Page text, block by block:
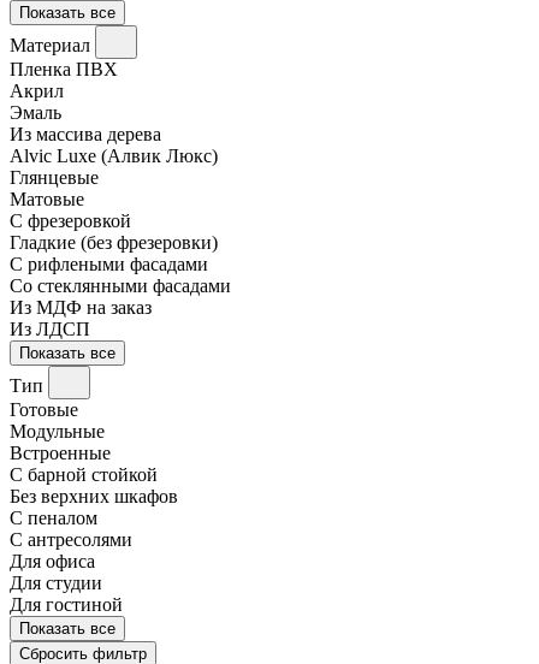
Показать все
Материал
Пленка ПВХ
Акрил
Эмаль
Из массива дерева
Alvic Luxe (Алвик Люкс)
Глянцевые
Матовые
С фрезеровкой
Гладкие (без фрезеровки)
С рифлеными фасадами
Со стеклянными фасадами
Из МДФ на заказ
Из ЛДСП
Показать все
Тип
Готовые
Модульные
Встроенные
С барной стойкой
Без верхних шкафов
С пеналом
С антресолями
Для офиса
Для студии
Для гостиной
Показать все
Сбросить фильтр